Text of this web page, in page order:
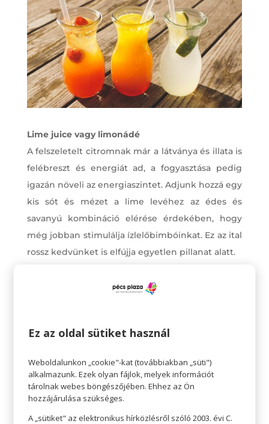
Lime juice vagy limonádé
A felszeletelt citromnak már a látványa és illata is
felébreszt és energiát ad, a fogyasztása pedig
igazán növeli az energiaszintet. Adjunk hozzá egy
kis sót és mézet a lime levéhez az édes és
savanyú kombináció elérése érdekében, hogy
még jobban stimulálja ízlelőbimbóinkat. Ez az ital
rossz kedvünket is elfújja egyetlen pillanat alatt.
megakadályozza az emésztési zavarokat,
valamint elősegíti a friss leheletet is, így ideális a
A limonádé segít pótolni azokat a sókat is,
amelyek elvesznek az izzadás miatt, de még
ezeken a tulajdonságokon kívül is számos remek
tulajdonsággal bír, így érdemes fogyasztani, akár
Ez az oldal sütiket használ
Weboldalunkon „cookie"-kat (továbbiakban „süti")
alkalmazunk. Ezek olyan fájlok, melyek információt
tárolnak webes böngészőjében. Ehhez az Ön
hozzájárulása szükséges.
A „sütiket" az elektronikus hírközlésről szóló 2003. évi C.